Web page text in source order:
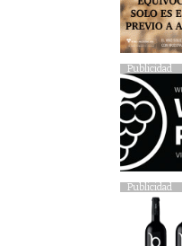
Publicidad
Publicidad